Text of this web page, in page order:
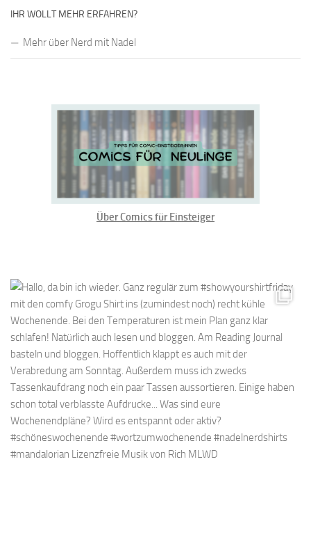
IHR WOLLT MEHR ERFAHREN?
Mehr über Nerd mit Nadel
Über Comics für Einsteiger